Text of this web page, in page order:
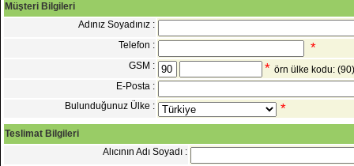
Müşteri Bilgileri
Adınız Soyadınız :
Telefon :
*
GSM : * örn ülke kodu:
E-Posta :
Bulunduğunuz Ülke :
*
Teslimat Bilgileri
Alıcının Adı Soyadı :